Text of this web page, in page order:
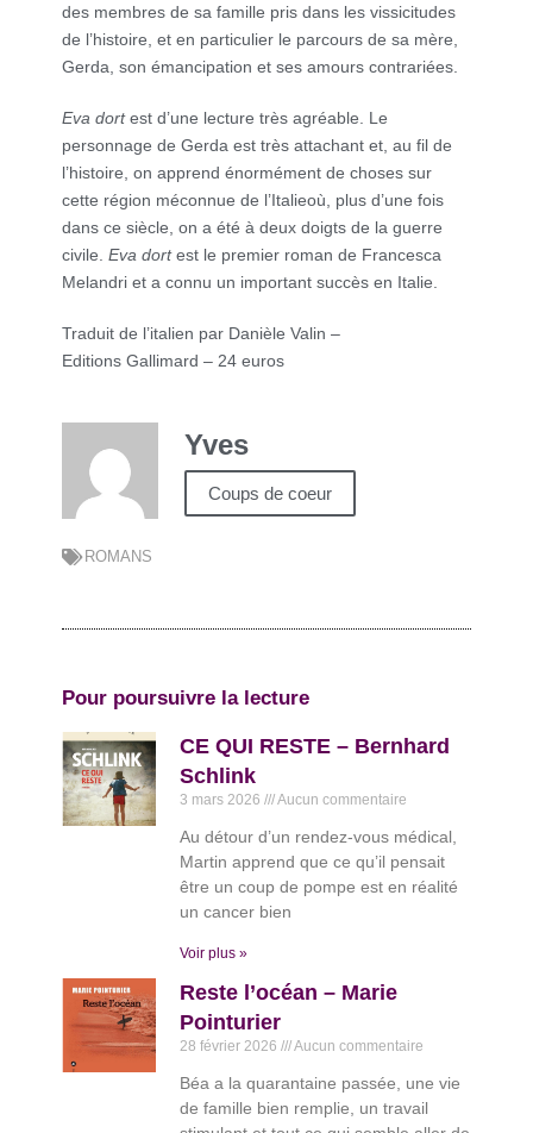
des membres de sa famille pris dans les vissicitudes
de l’histoire, et en particulier le parcours de sa mère,
Gerda, son émancipation et ses amours contrariées.
Eva dortest d’une lecture très agréable. Le
personnage de Gerda est très attachant et, au fil de
l’histoire, on apprend énormément de choses sur
cette région méconnue de l’Italieoù, plus d’une fois
dans ce siècle, on a été à deux doigts de la guerre
civile.Eva dortest le premier roman de Francesca
Melandri et a connu un important succès en Italie.
Traduit de l’italien par Danièle Valin –
Editions Gallimard – 24 euros
Yves
Coups de coeur
ROMANS
Pour poursuivre la lecture
CE QUI RESTE – Bernhard
Schlink
3 mars 2026 Aucun commentaire
Au détour d’un rendez-vous médical,
Martin apprend que ce qu’il pensait
être un coup de pompe est en réalité
un cancer bien
Voir plus »
Reste l’océan – Marie
Pointurier
28 février 2026 Aucun commentaire
Béa a la quarantaine passée, une vie
de famille bien remplie, un travail